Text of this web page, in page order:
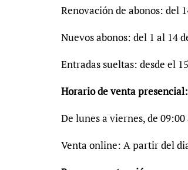
Renovación de abonos: del
Nuevos abonos: del 1 al 14
Entradas sueltas: desde el
Horario de venta presencial:
De lunes a viernes, de
Venta online: A partir del